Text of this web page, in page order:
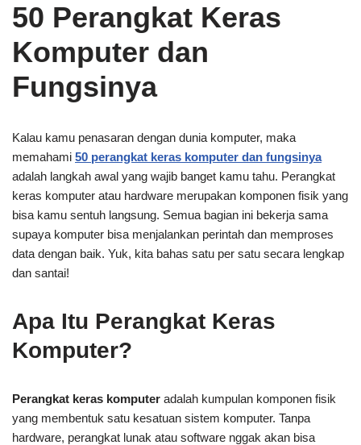
50 Perangkat Keras
Komputer dan
Fungsinya
Kalau kamu penasaran dengan dunia komputer, maka
memahami 50 perangkat keras komputer dan fungsinya
adalah langkah awal yang wajib banget kamu tahu. Perangkat
keras komputer atau hardware merupakan komponen fisik yang
bisa kamu sentuh langsung. Semua bagian ini bekerja sama
supaya komputer bisa menjalankan perintah dan memproses
data dengan baik. Yuk, kita bahas satu per satu secara lengkap
dan santai!
Apa Itu Perangkat Keras
Komputer?
Perangkat keras komputer adalah kumpulan komponen fisik
yang membentuk satu kesatuan sistem komputer. Tanpa
hardware, perangkat lunak atau software nggak akan bisa